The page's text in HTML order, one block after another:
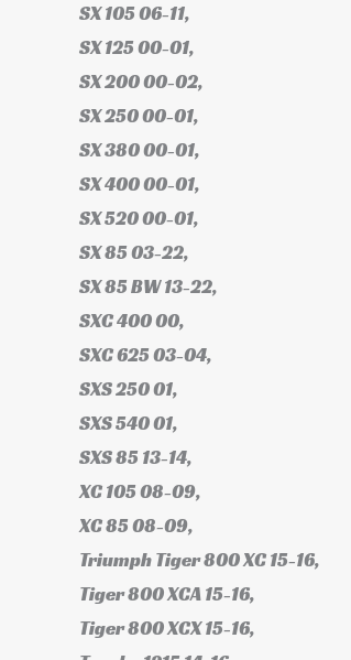
SX 105 06-11,
SX 125 00-01,
SX 200 00-02,
SX 250 00-01,
SX 380 00-01,
SX 400 00-01,
SX 520 00-01,
SX 85 03-22,
SX 85 BW 13-22,
SXC 400 00,
SXC 625 03-04,
SXS 250 01,
SXS 540 01,
SXS 85 13-14,
XC 105 08-09,
XC 85 08-09,
Triumph Tiger 800 XC 15-16,
Tiger 800 XCA 15-16,
Tiger 800 XCX 15-16,